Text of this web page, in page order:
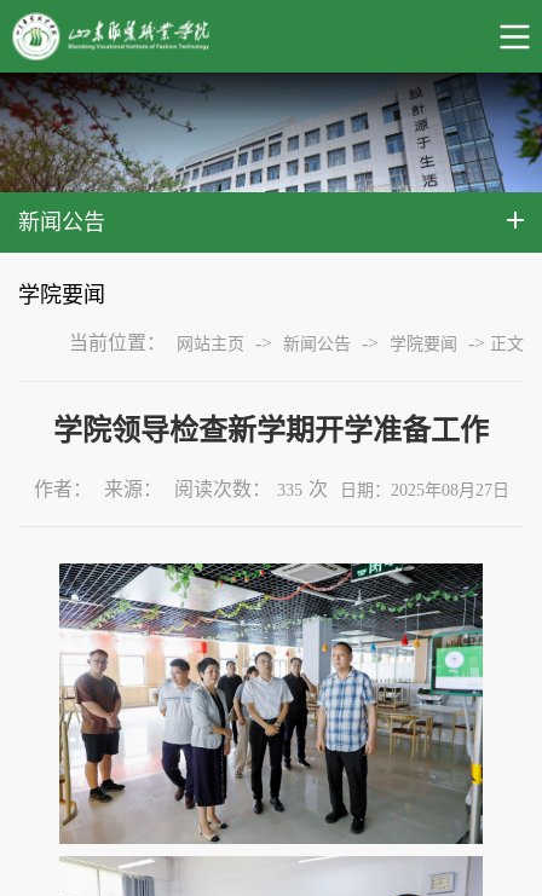
新闻公告
学院要闻
当前位置： 网站主页 -> 新闻公告 -> 学院要闻 -> 正文
学院领导检查新学期开学准备工作
作者： 来源： 阅读次数： 335 次 日期：2025年08月27日